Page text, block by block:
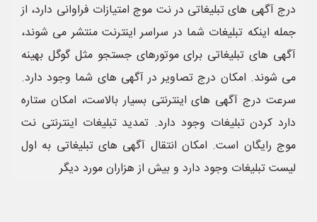
درج آگهی های تبلیغاتی در نت موج امتیازات فراوانی دارد، از
جمله اینکه تبلیغات شما در سراسر اینترنت منتشر می شوند،
آگهی های تبلیغاتی برای موتورهای جستجو مثل گوگل بهینه
می شوند. امکان درج تصاویر در آگهی های شما وجود دارد.
سرعت درج آگهی های اینترنتی بسیار بالاست، امکان ستاره
دارد کردن تبلیغات وجود دارد. تمدید تبلیغات اینترنتی نت
موج رایگان است. امکان انتقال آگهی های تبلیغاتی به اول
لیست تبلیغات وجود دارد و بیش از هزاران مورد دیگر